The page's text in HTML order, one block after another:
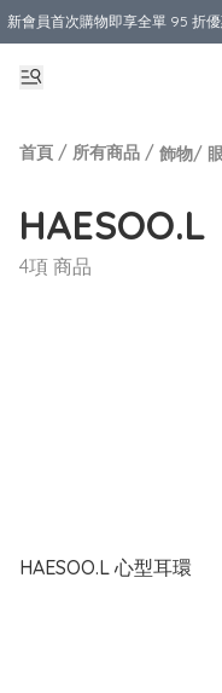
新會員首次購物即享全單 95 折優
購物滿 HKD 800.00即享免運費
首頁 / 所有商品 / 飾物/
HAESOO.L
4項 商品
HAESOO.L 心型耳環